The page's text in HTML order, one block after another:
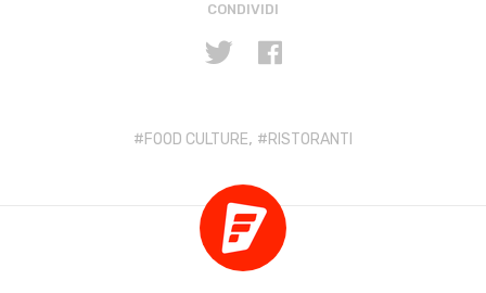
CONDIVIDI
FOOD CULTURE, RISTORANTI